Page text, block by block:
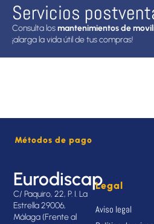
Servicios
Consulta losmantenimientos de
¡alarga la vida útil de tus compras!
Métodos de pago
Eurodiscap
C/ Paquiro, 22, P. I. La
Estrella 29006,
Málaga (Frente al
Legal
Aviso legal